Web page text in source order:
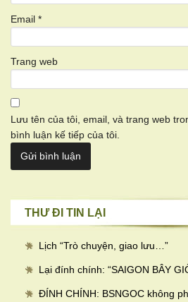
Email *
Trang web
Lưu tên của tôi, email, và trang web
bình luận kế tiếp của tôi.
THƯ ĐI TIN LẠI
Lịch “Trò chuyện, giao lưu… ”
Lại đính chính: “SAIGON BÂY
ĐÍNH CHÍNH: BSNGOC không